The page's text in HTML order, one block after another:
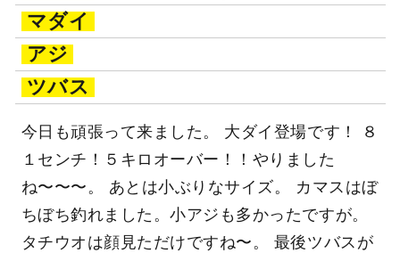
マダイ
アジ
ツバス
今日も頑張って来ました。 大ダイ登場です！ ８
１センチ！５キロオーバー！！やりました
ね〜〜〜。 あとは小ぶりなサイズ。 カマスはぼ
ちぼち釣れました。小アジも多かったですが。
タチウオは顔見ただけですね〜。 最後ツバスが